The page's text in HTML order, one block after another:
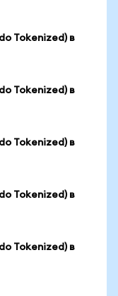
Tokenized) в
Tokenized) в
Tokenized) в
Tokenized) в
Tokenized) в